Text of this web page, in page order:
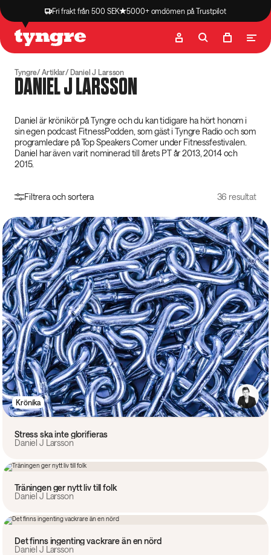
Fri frakt från 500 SEK 5000+ omdömen på Trustpilot
Butik Recept
Tyngre Artiklar Daniel J Larsson
DANIEL J LARSSON
Daniel är krönikör på Tyngre och du kan tidigare ha hört honom i
sin egen podcast FitnessPodden, som gäst i Tyngre Radio och som
programledare på Top Speakers Corner under Fitnessfestivalen.
Daniel har även varit nominerad till årets PT år 2013, 2014 och
2015.
Filtrera och sortera 36 resultat
Krönika
Stress ska inte glorifieras
Daniel J Larsson
Träningen ger nytt liv till folk
Daniel J Larsson
Det finns ingenting vackrare än en nörd
Daniel J Larsson